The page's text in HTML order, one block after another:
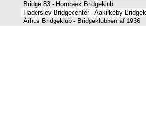
Bridge 83 - Hornbæk Bridgeklub
Haderslev Bridgecenter - Aakirkeby
Århus Bridgeklub - Bridgeklubben af 1936